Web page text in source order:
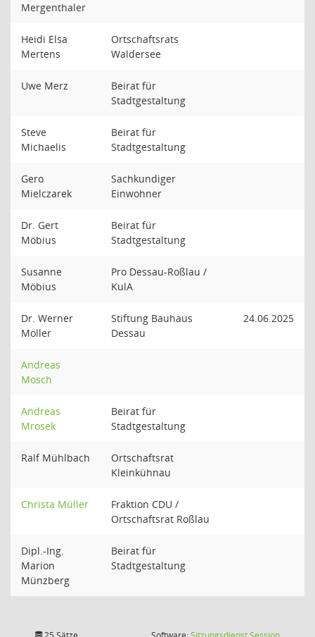
Mergenthaler
Heidi Elsa
Mertens
Ortschaftsrats
Waldersee
Uwe Merz
Beirat für
Stadtgestaltung
Steve
Michaelis
Beirat für
Stadtgestaltung
Gero
Mielczarek
Sachkundiger
Einwohner
Dr. Gert
Möbius
Beirat für
Stadtgestaltung
Susanne
Möbius
Pro Dessau-Roßlau /
KulA
Dr. Werner
Möller
Stiftung Bauhaus
Dessau
24.06.2025
Andreas
Mosch
Andreas
Mrosek
Beirat für
Stadtgestaltung
Ralf Mühlbach
Ortschaftsrat
Kleinkühnau
Christa Müller
Fraktion CDU /
Ortschaftsrat Roßlau
Dipl.-Ing.
Marion
Münzberg
Beirat für
Stadtgestaltung
(Wird in